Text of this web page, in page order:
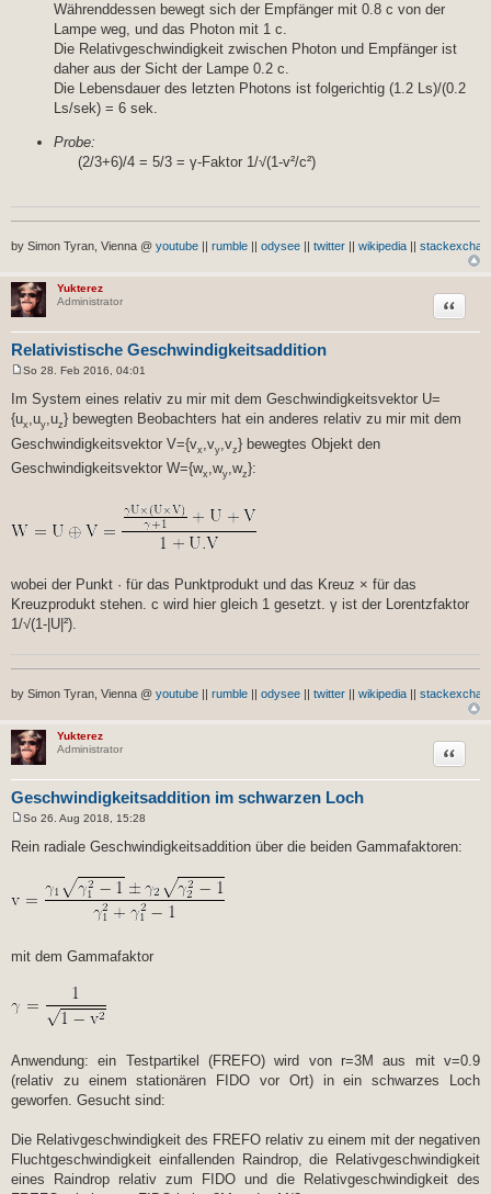
(*SLIDE*)
tB = Manipulate[
Evaluate[N[t]], {{t, tmin \[Gamma], "t"}, tmin \[Gamma],
tmax \[Gamma]}];
tL = Manipulate[Evaluate[N[t]], {{t, tmin, "\[Tau]"}, tmin,
tmax}];
Währenddessen bewegt sich der Empfänger mit 0.8 c von der
Lampe weg, und das Photon mit 1 c.
Die Relativgeschwindigkeit zwischen Photon und Empfänger ist
daher aus der Sicht der Lampe 0.2 c.
Die Lebensdauer des letzten Photons ist folgerichtig (1.2 Ls)/(0.2
Ls/sek) = 6 sek.
Probe:
(2/3+6)/4 = 5/3 = γ-Faktor 1/√(1-v²/c²)
by Simon Tyran, Vienna @ youtube || rumble || odysee || twitter || wikipedia ||
Yukterez
Administrator
Relativistische Geschwindigkeitsaddition
Zitat
e
i
t
a
So 28. Feb 2016, 04:01
Im System eines relativ zu mir mit dem Geschwindigkeitsvektor U=
{ux ,uy,uz} bewegten Beobachters hat ein anderes relativ zu mir mit dem
Geschwindigkeitsvektor V={vx ,vy ,vz} bewegtes Objekt den
Geschwindigkeitsvektor W={wx ,wy,wz}:
wobei der Punkt · für das Punktprodukt und das Kreuz × für das
Kreuzprodukt stehen. c wird hier gleich 1 gesetzt. γ ist der Lorentzfaktor
1/√(1-|U|²).
by Simon Tyran, Vienna @ youtube || rumble || odysee || twitter || wikipedia ||
Yukterez
Administrator
Geschwindigkeitsaddition im schwarzen Loch
Zitat
e
i
g
So 26. Aug 2018, 15:28
Rein radiale Geschwindigkeitsaddition über die beiden Gammafaktoren:
mit dem Gammafaktor
Anwendung: ein Testpartikel (FREFO) wird von r=3M aus mit v=0.9
(relativ zu einem stationären FIDO vor Ort) in ein schwarzes Loch
geworfen. Gesucht sind:
Die Relativgeschwindigkeit des FREFO relativ zu einem mit der negativen
Fluchtgeschwindigkeit einfallenden Raindrop, die Relativgeschwindigkeit
eines Raindrop relativ zum FIDO und die Relativgeschwindigkeit des